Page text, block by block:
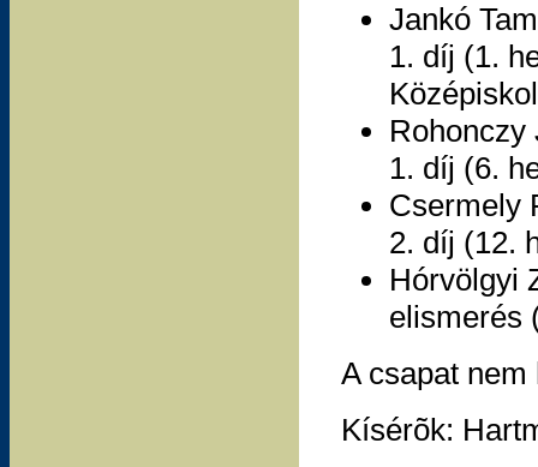
Jankó
1. díj (1.
Rohonczy
1. díj (6.
Csermely
2. díj (12.
Hórvölgyi
elismerés
A csapat
Kísérõk: